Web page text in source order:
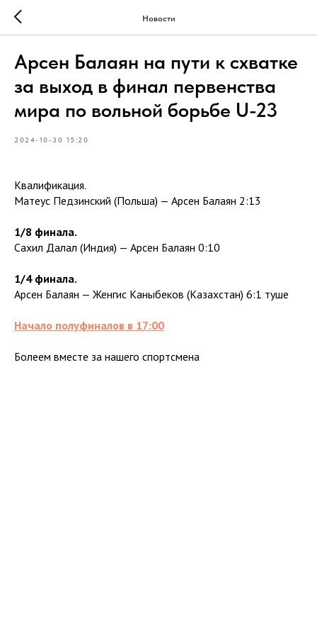
Новости
Арсен Балаян на пути к схватке
за выход в финал первенства
мира по вольной борьбе U-23
2024-10-30 15:20
Квалификация.
Матеус Педзинский (Польша) — Арсен Балаян 2:13
1/8 финала.
Сахил Далал (Индия) — Арсен Балаян 0:10
1/4 финала.
Арсен Балаян — Женгис Каныбеков (Казахстан) 6:1 туше
Начало полуфиналов в 17:00
Болеем вместе за нашего спортсмена